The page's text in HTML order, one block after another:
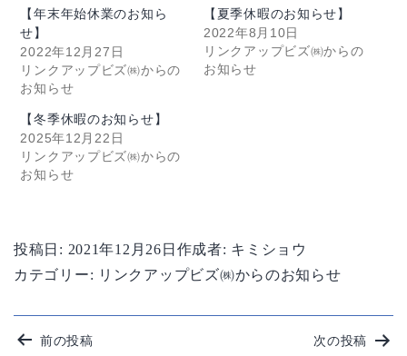
【年末年始休業のお知ら
せ】
2022年12月27日
リンクアップビズ㈱からの
お知らせ
【夏季休暇のお知らせ】
2022年8月10日
リンクアップビズ㈱からの
お知らせ
【冬季休暇のお知らせ】
2025年12月22日
リンクアップビズ㈱からの
お知らせ
投稿日: 2021年12月26日 作成者: キミショウ
カテゴリー: リンクアップビズ㈱からのお知らせ
投前の投稿 次の投稿